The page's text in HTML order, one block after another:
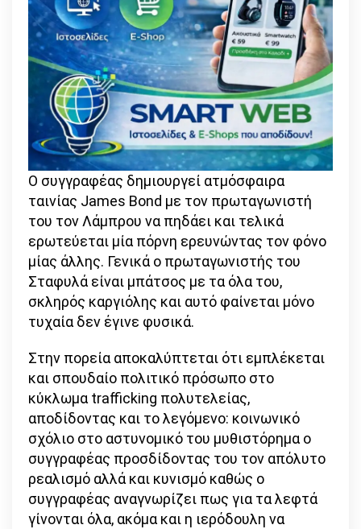
Ο συγγραφέας δημιουργεί ατμόσφαιρα
ταινίας James Bond με τον πρωταγωνιστή
του τον Λάμπρου να πηδάει και τελικά
ερωτεύεται μία πόρνη ερευνώντας τον φόνο
μίας άλλης. Γενικά ο πρωταγωνιστής του
Σταφυλά είναι μπάτσος με τα όλα του,
σκληρός καργιόλης και αυτό φαίνεται μόνο
τυχαία δεν έγινε φυσικά.
Στην πορεία αποκαλύπτεται ότι εμπλέκεται
και σπουδαίο πολιτικό πρόσωπο στο
κύκλωμα trafficking πολυτελείας,
αποδίδοντας και το λεγόμενο: κοινωνικό
σχόλιο στο αστυνομικό του μυθιστόρημα ο
συγγραφέας προσδίδοντας του τον απόλυτο
ρεαλισμό αλλά και κυνισμό καθώς ο
συγγραφέας αναγνωρίζει πως για τα λεφτά
γίνονται όλα, ακόμα και η ιερόδουλη να